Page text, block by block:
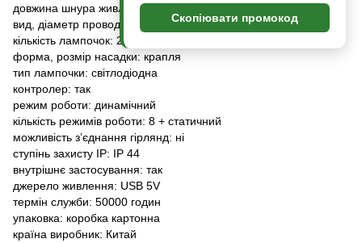
довжина шнура живлення: 0,9м
вид, діаметр проводу: дріт, 0.5мм
кількість лампочок: 200шт
форма, розмір насадки: крапля
тип лампочки: світлодіодна
контролер: так
режим роботи: динамічний
кількість режимів роботи: 8 + статичний
можливість з’єднання гірлянд: ні
ступінь захисту IP: IP 44
внутрішнє застосування: так
джерело живлення: USB 5V
термін служби: 50000 годин
упаковка: коробка картонна
країна виробник: Китай
Скопіювати промокод